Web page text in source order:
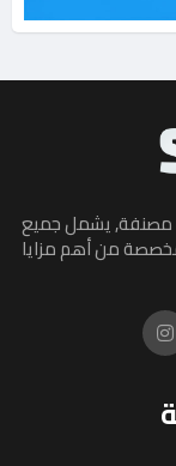
مصنفة, يشمل جميع
من أهم مزايا